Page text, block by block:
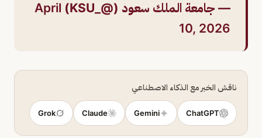
— جامعة الملك سعود (@_KSU)
April
10, 2026
ناقش الخبر مع الذكاء الاصطناعي
ChatGPT
Gemini
Claude
Grok